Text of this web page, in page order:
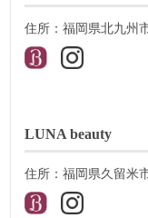
住所：福岡県北九州
LUNA beauty
住所：福岡県久留米